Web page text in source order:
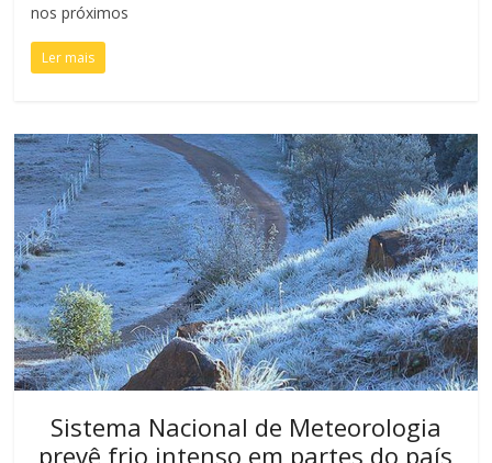
nos próximos
Ler mais
Sistema Nacional de Meteorologia
prevê frio intenso em partes do país